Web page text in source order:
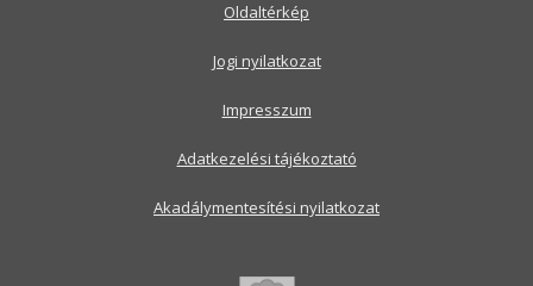
Oldaltérkép
Jogi nyilatkozat
Impresszum
Adatkezelési tájékoztató
Akadálymentesítési nyilatkozat